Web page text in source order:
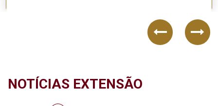
Previous
NOTÍCIAS EXTENSÃO